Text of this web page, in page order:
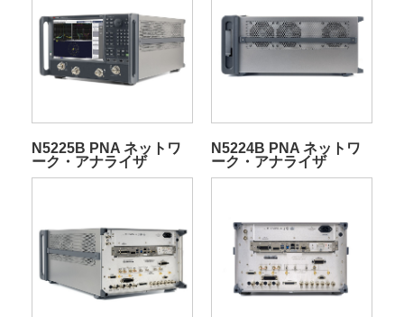
N5225B PNA ネットワ
ーク・アナライザ
N5224B PNA ネットワ
ーク・アナライザ